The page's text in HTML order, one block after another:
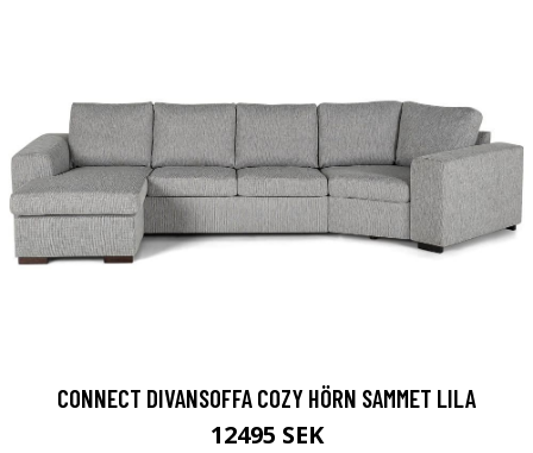
CONNECT DIVANSOFFA COZY HÖRN SAMMET LILA
12495 SEK